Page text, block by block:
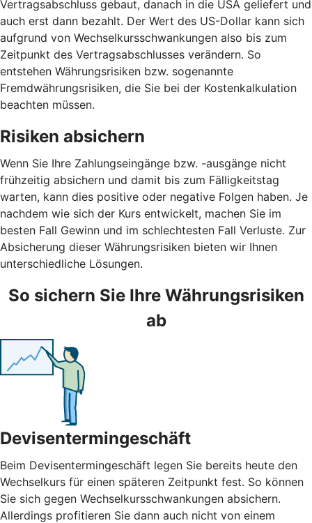
Vertragsabschluss gebaut, danach in die USA geliefert und
auch erst dann bezahlt. Der Wert des US-Dollar kann sich
aufgrund von Wechselkursschwankungen also bis zum
Zeitpunkt des Vertragsabschlusses verändern. So
entstehen Währungsrisiken bzw. sogenannte
Fremdwährungsrisiken, die Sie bei der Kostenkalkulation
beachten müssen.
Risiken absichern
Wenn Sie Ihre Zahlungseingänge bzw. -ausgänge nicht
frühzeitig absichern und damit bis zum Fälligkeitstag
warten, kann dies positive oder negative Folgen haben. Je
nachdem wie sich der Kurs entwickelt, machen Sie im
besten Fall Gewinn und im schlechtesten Fall Verluste. Zur
Absicherung dieser Währungsrisiken bieten wir Ihnen
unterschiedliche Lösungen.
So sichern Sie Ihre Währungsrisiken
ab
Devisentermingeschäft
Beim Devisentermingeschäft legen Sie bereits heute den
Wechselkurs für einen späteren Zeitpunkt fest. So können
Sie sich gegen Wechselkursschwankungen absichern.
Allerdings profitieren Sie dann auch nicht von einem